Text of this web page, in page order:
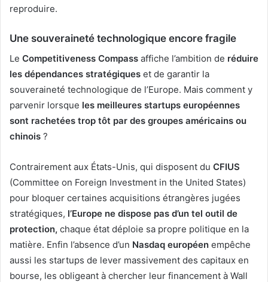
reproduire.
Une souveraineté technologique encore fragile
Le Competitiveness Compass affiche l’ambition de réduire
les dépendances stratégiques et de garantir la
souveraineté technologique de l’Europe. Mais comment y
parvenir lorsque les meilleures startups européennes
sont rachetées trop tôt par des groupes américains ou
chinois ?
Contrairement aux États-Unis, qui disposent du CFIUS
(Committee on Foreign Investment in the United States)
pour bloquer certaines acquisitions étrangères jugées
stratégiques, l’Europe ne dispose pas d’un tel outil de
protection, chaque état déploie sa propre politique en la
matière. Enfin l’absence d’un Nasdaq européen empêche
aussi les startups de lever massivement des capitaux en
bourse, les obligeant à chercher leur financement à Wall